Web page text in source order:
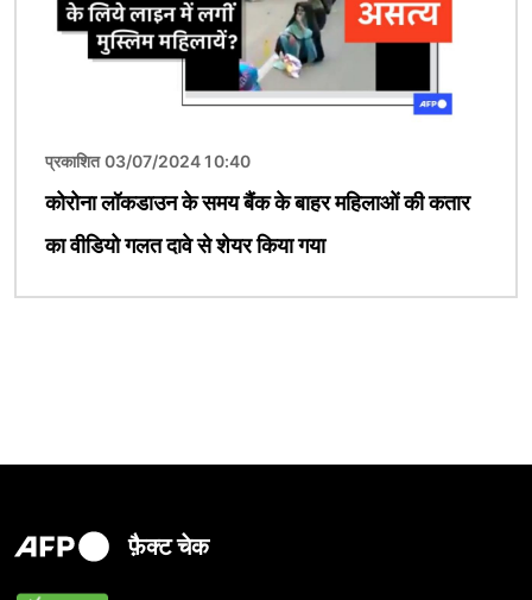
प्रकाशित 03/07/2024 10:40
कोरोना लॉकडाउन के समय बैंक के बाहर महिलाओं की कतार
का वीडियो गलत दावे से शेयर किया गया
फ़ैक्ट चेक